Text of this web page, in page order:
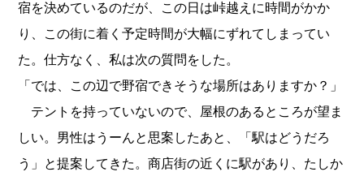
宿を決めているのだが、この日は峠越えに時間がかか
り、この街に着く予定時間が大幅にずれてしまってい
た。仕方なく、私は次の質問をした。
「では、この辺で野宿できそうな場所はありますか？」
テントを持っていないので、屋根のあるところが望ま
しい。男性はうーんと思案したあと、「駅はどうだろ
う」と提案してきた。商店街の近くに駅があり、たしか